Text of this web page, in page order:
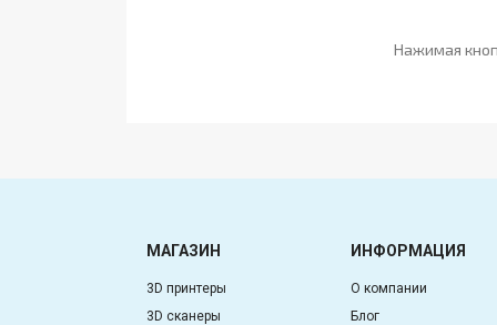
Нажимая
МАГАЗИН
3D принтеры
3D сканеры
ИНФОРМАЦИЯ
О компании
Блог